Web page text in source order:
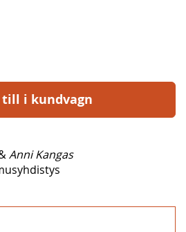
till i kundvagn
Anni Kangas